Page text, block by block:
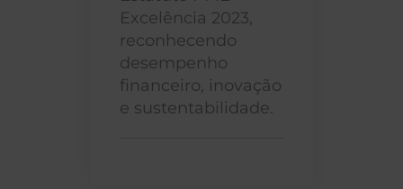
Excelência 2023,
reconhecendo
desempenho
financeiro, inovação
e sustentabilidade.